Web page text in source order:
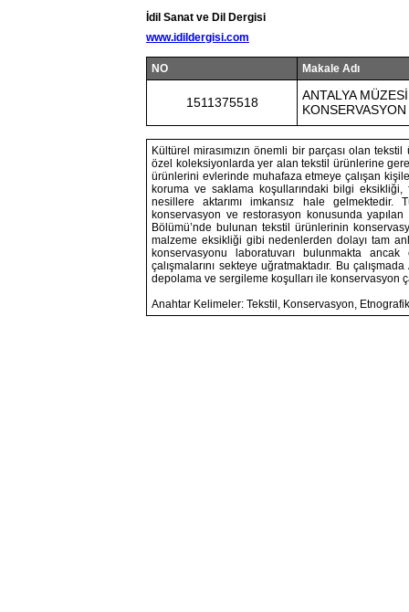
İdil Sanat ve Dil Dergisi
www.idildergisi.com
NO Makale Adı
1511375518
ANTALYA
Kültürel mirasımızın önemli bir parçası olan
özel koleksiyonlarda yer alan tekstil ürünlerine
ürünlerini evlerinde muhafaza etmeye çalışan
koruma ve saklama koşullarındaki bilgi
nesillere aktarımı imkansız hale gelmektedir.
konservasyon ve restorasyon konusunda
Bölümü’nde bulunan tekstil ürünlerinin
malzeme eksikliği gibi nedenlerden dolayı tam
konservasyonu laboratuvarı bulunmakta
çalışmalarını sekteye uğratmaktadır. Bu
depolama ve sergileme koşulları ile konservasyon
Anahtar Kelimeler: Tekstil, Konservasyon,